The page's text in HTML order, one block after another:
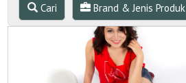
Cari Brand & Jenis Produk